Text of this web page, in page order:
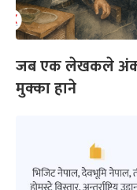
जब एक लेखकले
मुक्का हाने